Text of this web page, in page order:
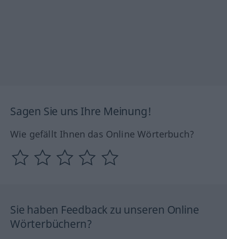
Sagen Sie uns Ihre Meinung!
Wie gefällt Ihnen das Online Wörterbuch?
Sie haben Feedback zu unseren Online
Wörterbüchern?